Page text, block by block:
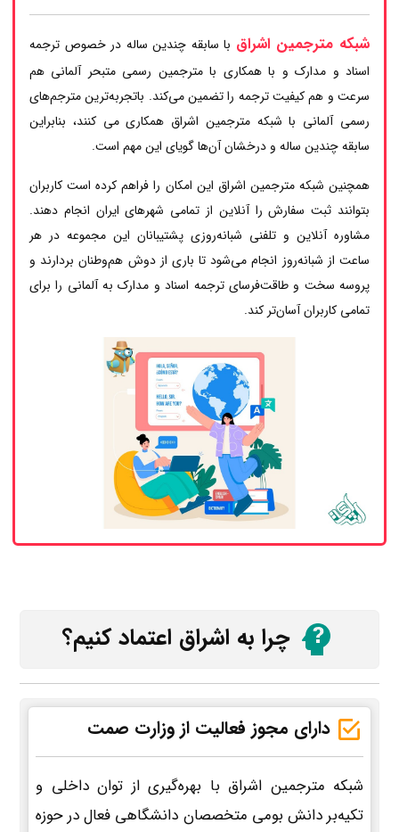
شبکه مترجمین اشراق با سابقه چندین ساله در خصوص ترجمه
اسناد و مدارک و با همکاری با مترجمین رسمی متبحر آلمانی هم
سرعت و هم کیفیت ترجمه را تضمین می‌کند. باتجربه‌ترین مترجم‌های
رسمی آلمانی با شبکه مترجمین اشراق همکاری می کنند، بنابراین
سابقه چندین ساله و درخشان آن‌ها گویای این مهم است.
همچنین شبکه مترجمین اشراق این امکان را فراهم کرده است کاربران
بتوانند ثبت سفارش را آنلاین از تمامی شهرهای ایران انجام دهند.
مشاوره آنلاین و تلفنی شبانه‌روزی پشتیبانان این مجموعه در هر
ساعت از شبانه‌روز انجام می‌شود تا باری از دوش هم‌وطنان بردارند و
پروسه سخت و طاقت‌فرسای ترجمه اسناد و مدارک به آلمانی را برای
تمامی کاربران آسان‌تر کند.
چرا به اشراق اعتماد کنیم؟
دارای مجوز فعالیت از وزارت صمت
شبکه مترجمین اشراق با بهره‌گیری از توان داخلی و
تکیه‌بر دانش بومی متخصصان دانشگاهی فعال در حوزه